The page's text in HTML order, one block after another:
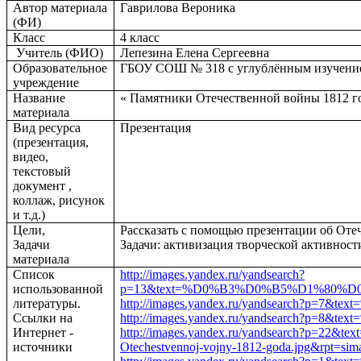
Автор материала
(ФИ)
Гаврилова Вероника
Класс
4 класс
Учитель (ФИО)
Лепезина Елена Сергеевна
Образовательное
учреждение
ГБОУ СОШ № 318 с углублённым
Название
материала
« Памятники Отечественной войны 1812
Вид ресурса
(презентация,
видео,
текстовый
документ ,
коллаж, рисунок
и т.д.)
Презентация
Цели,
Задачи
материала
Рассказать с помощью презентации
Задачи: активизация творческой
Список
использованной
литературы.
Ссылки на
Интернет -
источники
http://images.yandex.ru/yandsearch?
http://images.yandex.ru/
http://images.yandex.ru/
http://images.yandex.ru/
Otechestvennoj-vojny-1812-